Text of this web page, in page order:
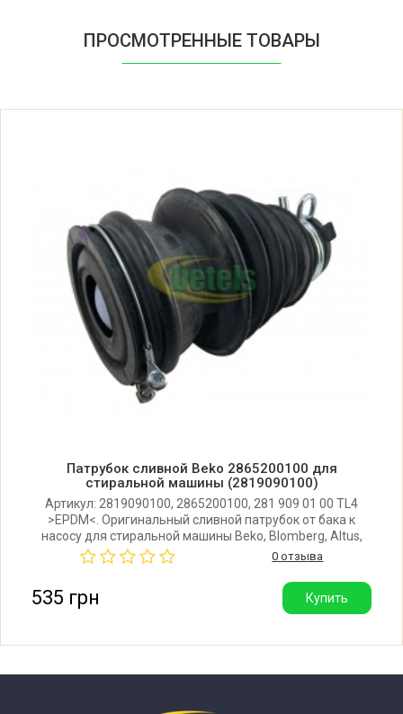
Beko 60071474CHD 7162441500
Beko 60081474CHD 7158444300
Beko 60081474CHD1 7158449100
Beko 60081664CH 7145742400
Beko 60081664CH1 7145743800
Beko 60081665CH1 7149345200
Beko 60HZ 7146671100
Beko 6KGFRCS 7158171100
Beko 7101D 7144850200
Beko 77125XL 7142971200
ПРОСМОТРЕННЫЕ ТОВАРЫ
Патрубок сливной Beko 2865200100 для
стиральной машины (2819090100)
Артикул: 2819090100, 2865200100, 281 909 01 00 TL4
>EPDM<. Оригинальный сливной патрубок от бака к
насосу для стиральной машины Beko, Blomberg, Altus,
Smeg, Fagor. Хомуты в комплекте. Производитель:
Турция. Поставляется в фирменной упаковке Beko.
0 отзыва
535 грн Купить